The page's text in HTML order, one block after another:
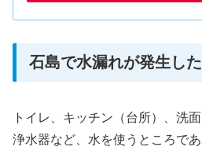
石島で水漏れが発生し
トイレ、キッチン（台所）、洗
浄水器など、水を使うところで